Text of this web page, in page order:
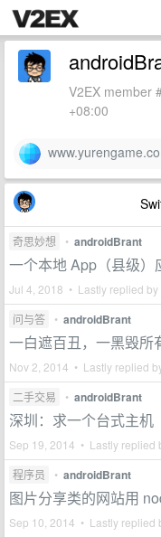
V2EX member
+08:00
奇思妙想 • androidBrant
一个本地 App（县级）
Jul 4, 2018 • Lastly replied by
问与答 • androidBrant
一白遮百丑，一黑毁所
Nov 2, 2014 • Lastly replied
二手交易 • androidBrant
深圳：求一个台式主机
Sep 19, 2014 • Lastly replied
程序员 • androidBrant
图片分享类的网站用
Sep 10, 2014 • Lastly replied